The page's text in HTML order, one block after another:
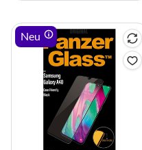
Neu